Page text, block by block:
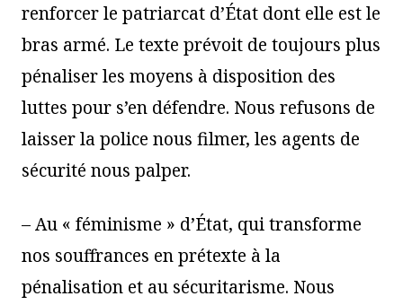
renforcer le patriarcat d’État dont elle est le
bras armé. Le texte prévoit de toujours plus
pénaliser les moyens à disposition des
luttes pour s’en défendre. Nous refusons de
laisser la police nous filmer, les agents de
sécurité nous palper.
–Au « féminisme » d’État, qui transforme
nos souffrances en prétexte à la
pénalisation et au sécuritarisme. Nous